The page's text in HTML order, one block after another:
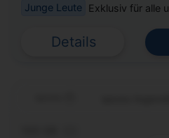
Junge Leute Exklusiv für alle
Details